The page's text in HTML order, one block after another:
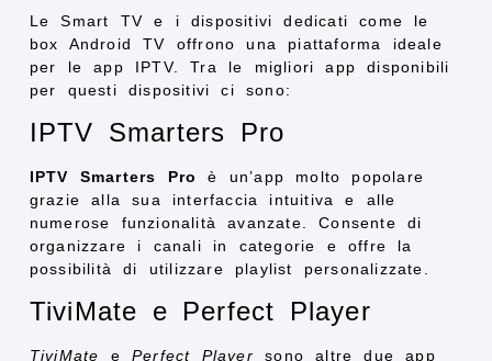
Le Smart TV e i dispositivi dedicati come le
box Android TV offrono una piattaforma ideale
per le app IPTV. Tra le migliori app disponibili
per questi dispositivi ci sono:
IPTV Smarters Pro
IPTV Smarters Pro
è un’app molto popolare
grazie alla sua interfaccia intuitiva e alle
numerose funzionalità avanzate. Consente di
organizzare i canali in categorie e offre la
possibilità di utilizzare playlist personalizzate.
TiviMate e Perfect Player
TiviMate ePerfect Player sono altre due app